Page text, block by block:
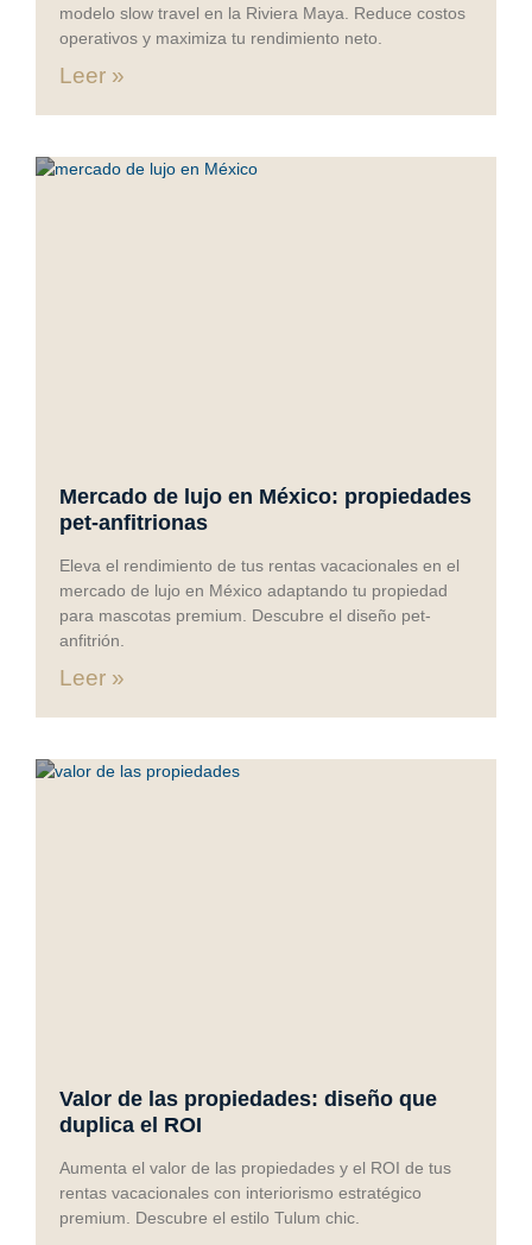
modelo slow travel en la Riviera Maya. Reduce costos
operativos y maximiza tu rendimiento neto.
Leer »
Mercado de lujo en México: propiedades
pet-anfitrionas
Eleva el rendimiento de tus rentas vacacionales en el
mercado de lujo en México adaptando tu propiedad
para mascotas premium. Descubre el diseño pet-
anfitrión.
Leer »
Valor de las propiedades: diseño que
duplica el ROI
Aumenta el valor de las propiedades y el ROI de tus
rentas vacacionales con interiorismo estratégico
premium. Descubre el estilo Tulum chic.